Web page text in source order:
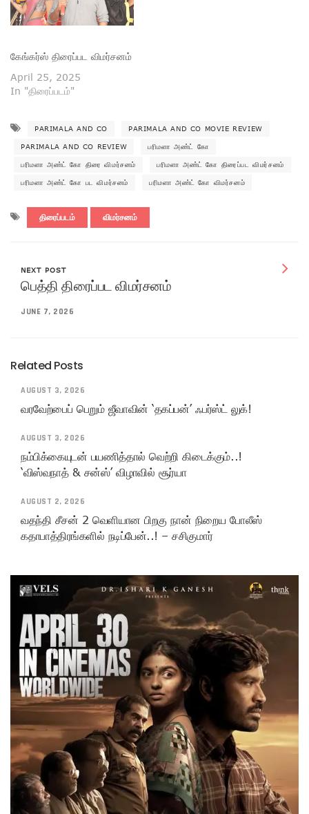
கேங்கர்ஸ் திரைப்பட விமர்சனம்
April 25, 2025
In "திரைப்படம்"
PARIMALA AND CO PARIMALA AND CO MOVIE REVIEW
PARIMALA AND CO REVIEW பரிமளா அண்ட் கோ
பரிமளா அண்ட் கோ திரை விமர்சனம் பரிமளா அண்ட் கோ திரைப்பட விமர்சனம்
பரிமளா அண்ட் கோ பட விமர்சனம் பரிமளா அண்ட் கோ விமர்சனம்
திரைப்படம் விமர்சனம்
NEXT POST
பெத்தி திரைப்பட விமர்சனம்
JUNE 7, 2026
Related Posts
AUGUST 3, 2026
வரவேற்பைப் பெறும் ஜீவாவின் ‘தகப்பன்’ ஃபர்ஸ்ட் லுக்!
AUGUST 3, 2026
நம்பிக்கையுடன் பயணித்தால் வெற்றி கிடைக்கும்..!
‘விஸ்வநாத் & சன்ஸ்’ விழாவில் சூர்யா
AUGUST 2, 2026
வதந்தி சீசன் 2 வெளியான பிறகு நான் நிறைய போலீஸ்
கதாபாத்திரங்களில் நடிப்பேன்..! – சசிகுமார்